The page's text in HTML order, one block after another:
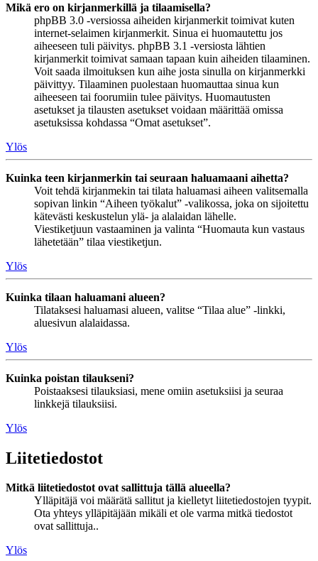
Mikä ero on kirjanmerkillä ja tilaamisella?
phpBB 3.0 -versiossa aiheiden kirjanmerkit toimivat kuten
internet-selaimen kirjanmerkit. Sinua ei huomautettu jos
aiheeseen tuli päivitys. phpBB 3.1 -versiosta lähtien
kirjanmerkit toimivat samaan tapaan kuin aiheiden tilaaminen.
Voit saada ilmoituksen kun aihe josta sinulla on kirjanmerkki
päivittyy. Tilaaminen puolestaan huomauttaa sinua kun
aiheeseen tai foorumiin tulee päivitys. Huomautusten
asetukset ja tilausten asetukset voidaan määrittää omissa
asetuksissa kohdassa “Omat asetukset”.
Ylös
Kuinka teen kirjanmerkin tai seuraan haluamaani aihetta?
Voit tehdä kirjanmekin tai tilata haluamasi aiheen valitsemalla
sopivan linkin “Aiheen työkalut” -valikossa, joka on sijoitettu
kätevästi keskustelun ylä- ja alalaidan lähelle.
Viestiketjuun vastaaminen ja valinta “Huomauta kun vastaus
lähetetään” tilaa viestiketjun.
Ylös
Kuinka tilaan haluamani alueen?
Tilataksesi haluamasi alueen, valitse “Tilaa alue” -linkki,
aluesivun alalaidassa.
Ylös
Kuinka poistan tilaukseni?
Poistaaksesi tilauksiasi, mene omiin asetuksiisi ja seuraa
linkkejä tilauksiisi.
Ylös
Liitetiedostot
Mitkä liitetiedostot ovat sallittuja tällä alueella?
Ylläpitäjä voi määrätä sallitut ja kielletyt liitetiedostojen tyypit.
Ota yhteys ylläpitäjään mikäli et ole varma mitkä tiedostot
ovat sallittuja..
Ylös